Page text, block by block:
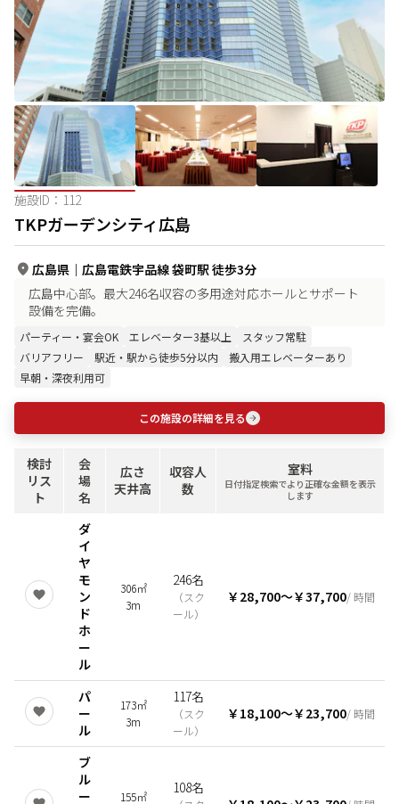
施設ID： 112
TKPガーデンシティ広島
広島県 ｜ 広島電鉄宇品線 袋町駅 徒歩3分
広島中心部。最大246名収容の多用途対応ホールとサポート
設備を完備。
パーティー・宴会OK エレベーター3基以上
スタッフ常駐
バリアフリー
駅近・駅から徒歩5分以内
搬入用エレベーターあり
早朝・深夜利用可
この施設の詳細を見る
検討
リス
ト
会
場
名
広さ
天井高
収容人
数
室料
日付指定検索でより正確な金額を表示
します
ダ
イ
ヤ
モ
ン
ド
ホ
ー
ル
306㎡
3m
246名
（スク
ール）
￥28,700〜￥37,700/ 時間
パ
ー
ル
173㎡
3m
117名
（スク
ール）
￥18,100〜￥23,700/ 時間
ブ
ル
ー
155㎡
108名